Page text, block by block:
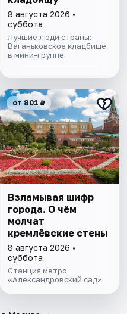
8 августа 2026 •
суббота
Лучшие люди страны:
Ваганьковское кладбище
в мини-группе
от 801 ₽
Взламывая шифр
города. О чём
молчат
кремлёвские стены
8 августа 2026 •
суббота
Станция метро
«Александровский сад»